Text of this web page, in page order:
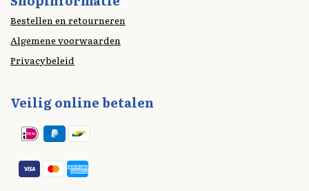
Bestellen en retourneren
Algemene voorwaarden
Privacybeleid
Veilig online betalen